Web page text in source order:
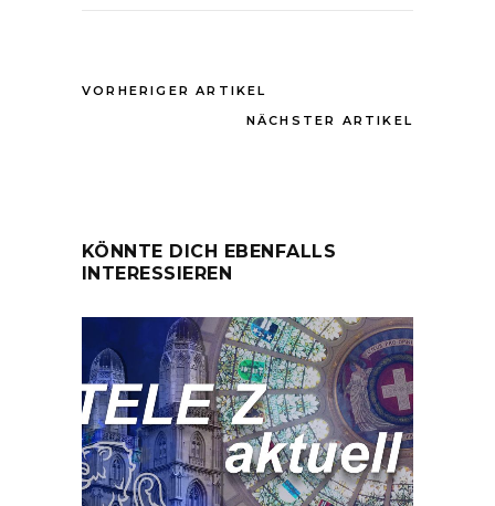
VORHERIGER ARTIKEL
NÄCHSTER ARTIKEL
KÖNNTE DICH EBENFALLS
INTERESSIEREN